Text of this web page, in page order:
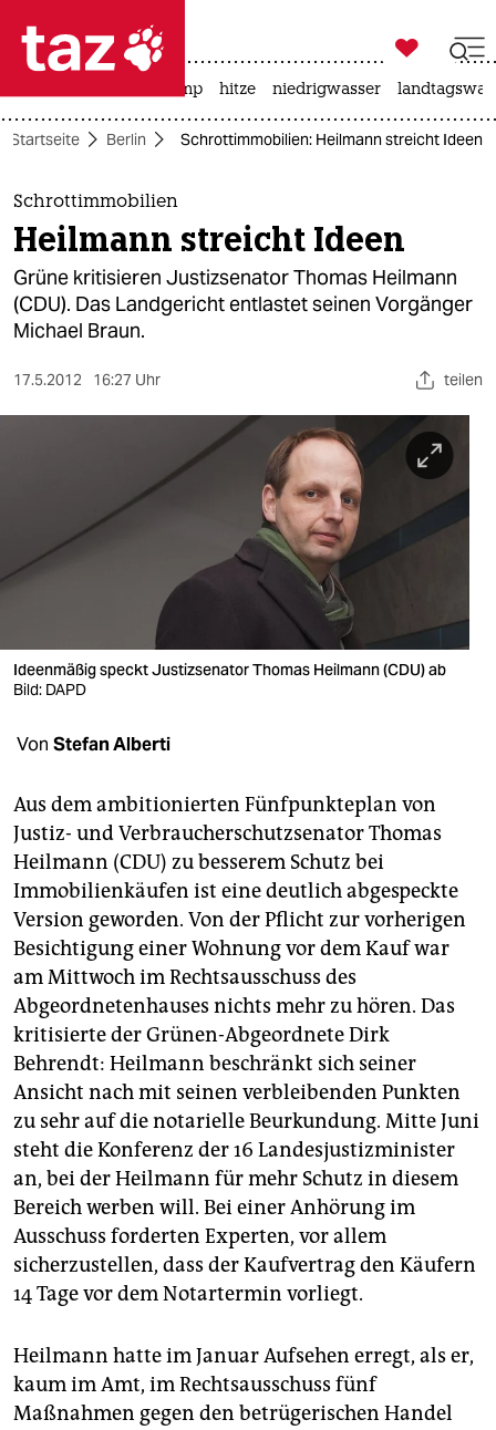
 taz zahl ich
taz zahl ich
themen
politik
öko
nord
verlag
verlag
veranstaltungen
fragen & hilfe
unterstützen
abo
genossenschaft
epaper login

taz zahl ich
usa unter trump hitze niedrigwasser
Startseite Berlin Schrottimmobilien: Heilmann streicht Ideen
Schrottimmobilien
Heilmann streicht Ideen
Grüne kritisieren Justizsenator Thomas Heilmann
(CDU). Das Landgericht entlastet seinen Vorgänger
Michael Braun.
17.5.2012 16:27 Uhr teilen
Ideenmäßig speckt Justizsenator Thomas Heilmann (CDU) ab
Bild: DAPD
Von Stefan Alberti
Aus dem ambitionierten Fünfpunkteplan von
Justiz- und Verbraucherschutzsenator Thomas
Heilmann (CDU) zu besserem Schutz bei
Immobilienkäufen ist eine deutlich abgespeckte
Version geworden. Von der Pflicht zur vorherigen
Besichtigung einer Wohnung vor dem Kauf war
am Mittwoch im Rechtsausschuss des
Abgeordnetenhauses nichts mehr zu hören. Das
kritisierte der Grünen-Abgeordnete Dirk
Behrendt: Heilmann beschränkt sich seiner
Ansicht nach mit seinen verbleibenden Punkten
zu sehr auf die notarielle Beurkundung. Mitte Juni
steht die Konferenz der 16 Landesjustizminister
an, bei der Heilmann für mehr Schutz in diesem
Bereich werben will. Bei einer Anhörung im
Ausschuss forderten Experten, vor allem
sicherzustellen, dass der Kaufvertrag den Käufern
14 Tage vor dem Notartermin vorliegt.
Heilmann hatte im Januar Aufsehen erregt, als er,
kaum im Amt, im Rechtsausschuss fünf
Maßnahmen gegen den betrügerischen Handel